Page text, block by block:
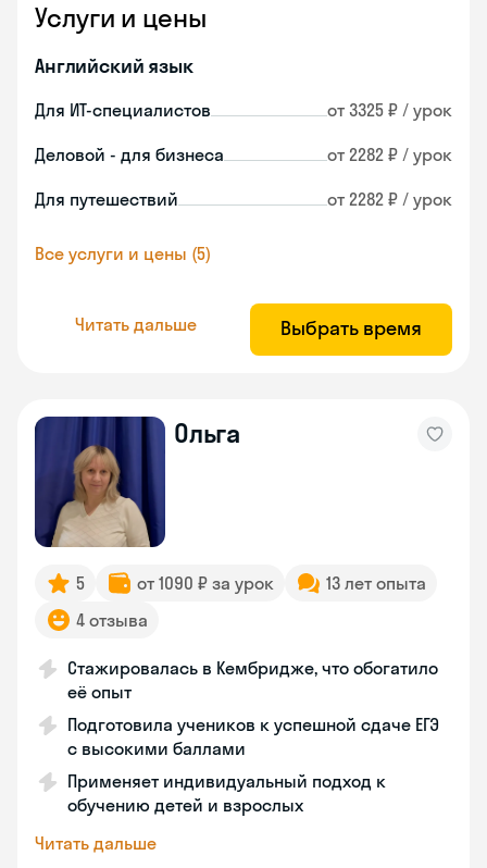
Услуги и цены
Английский язык
Для ИТ-специалистов от 3325 ₽ / урок
Деловой - для бизнеса от 2282 ₽ / урок
Для путешествий от 2282 ₽ / урок
Все услуги и цены (5)
Читать дальше Выбрать время
Ольга
5 от 1090 ₽ за урок
13 лет опыта
4 отзыва
Стажировалась в Кембридже, что обогатило
её опыт
Подготовила учеников к успешной сдаче ЕГЭ
с высокими баллами
Применяет индивидуальный подход к
обучению детей и взрослых
Читать дальше